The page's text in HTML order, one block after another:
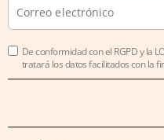
De conformidad con el RGPD y la
tratará los datos facilitados con la